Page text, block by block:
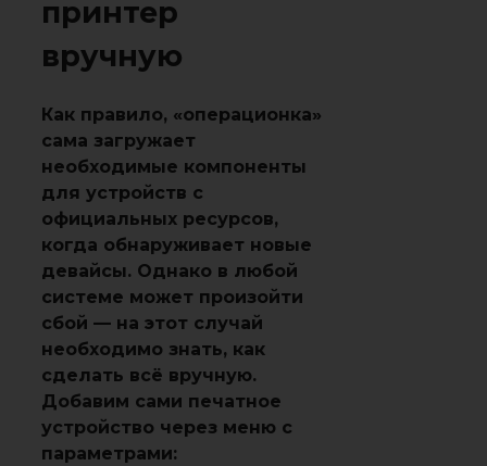
принтер
вручную
Как правило, «операционка»
сама загружает
необходимые компоненты
для устройств с
официальных ресурсов,
когда обнаруживает новые
девайсы. Однако в любой
системе может произойти
сбой — на этот случай
необходимо знать, как
сделать всё вручную.
Добавим сами печатное
устройство через меню с
параметрами: